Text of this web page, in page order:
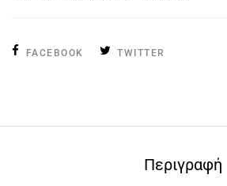
FACEBOOK TWITTER
Περιγραφή